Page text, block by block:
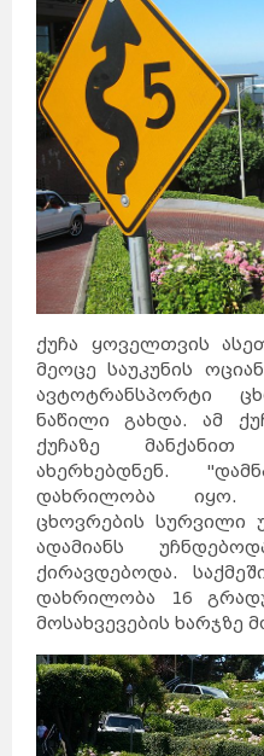
ქუჩა ყოველთვის
მეოცე საუკუნის
ავტოტრანსპორტი
ნაწილი გახდა. ამ
ქუჩაზე
ახერხებდნენ.
დახრილობა იყო.
ცხოვრების
ადამიანს
ქირავდებოდა.
დახრილობა 16
მოსახვევების ხარჯზე